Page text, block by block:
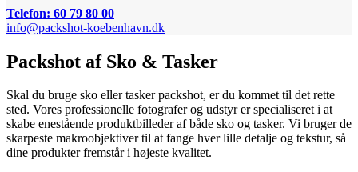
Telefon: 60 79 80 00
info@packshot-koebenhavn.dk
Packshot af Sko & Tasker
Skal du bruge sko eller tasker packshot, er du kommet til det rette
sted. Vores professionelle fotografer og udstyr er specialiseret i at
skabe enestående produktbilleder af både sko og tasker. Vi bruger de
skarpeste makroobjektiver til at fange hver lille detalje og tekstur, så
dine produkter fremstår i højeste kvalitet.